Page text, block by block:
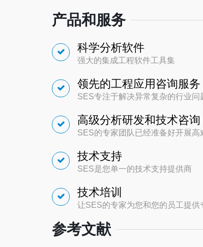
产品和服务
科学分析软件
强大的集成工程软件工具集
领先的工程应用咨询服务
SES专注于解决异常复杂的行业问
高级分析研发和技术咨询
SES的专家团队已经准备好开展
技术支持
SES是您单一的技术支持提供商
技术培训
让SES的专家为您和您的员工提供
参考文献